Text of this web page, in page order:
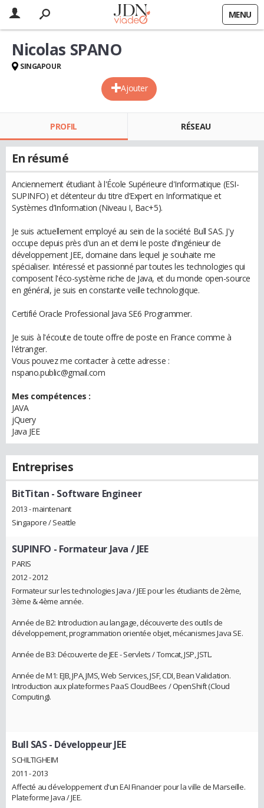
MENU
Ajouter
Nicolas SPANO
SINGAPOUR
PROFIL RÉSEAU
En résumé
Anciennement étudiant à l'École Supérieure d'Informatique (ESI-
SUPINFO) et détenteur du titre d’Expert en Informatique et
Systèmes d’Information (Niveau I, Bac+5).
Je suis actuellement employé au sein de la société Bull SAS. J'y
occupe depuis près d'un an et demi le poste d'ingénieur de
développement JEE, domaine dans lequel je souhaite me
spécialiser. Intéressé et passionné par toutes les technologies qui
composent l'éco-système riche de Java, et du monde open-source
en général, je suis en constante veille technologique.
Certifié Oracle Professional Java SE6 Programmer.
Je suis à l'écoute de toute offre de poste en France comme à
l'étranger.
Vous pouvez me contacter à cette adresse :
nspano.public@gmail.com
Mes compétences :
JAVA
jQuery
Java JEE
Entreprises
BitTitan - Software Engineer
2013 - maintenant
Singapore / Seattle
SUPINFO - Formateur Java / JEE
PARIS
2012 - 2012
Formateur sur les technologies Java / JEE pour les étudiants de 2ème,
3ème & 4ème année.
Année de B2: Introduction au langage, découverte des outils de
développement, programmation orientée objet, mécanismes Java SE.
Année de B3: Découverte de JEE - Servlets / Tomcat, JSP, JSTL.
Année de M1: EJB, JPA, JMS, Web Services, JSF, CDI, Bean Validation.
Introduction aux plateformes PaaS CloudBees / OpenShift (Cloud
Computing).
Bull SAS- Développeur JEE
SCHILTIGHEIM
2011 - 2013
Affecté au développement d'un EAI Financier pour la ville de Marseille.
Plateforme Java / JEE.